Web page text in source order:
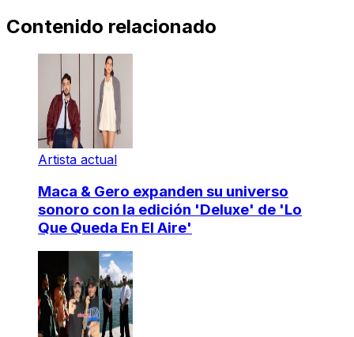
Contenido relacionado
Artista actual
Maca & Gero expanden su universo
sonoro con la edición 'Deluxe' de 'Lo
Que Queda En El Aire'